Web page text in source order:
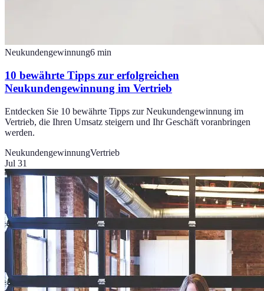
Neukundengewinnung6 min
10 bewährte Tipps zur erfolgreichen
Neukundengewinnung im Vertrieb
Entdecken Sie 10 bewährte Tipps zur Neukundengewinnung im
Vertrieb, die Ihren Umsatz steigern und Ihr Geschäft voranbringen
werden.
NeukundengewinnungVertrieb
Jul 31